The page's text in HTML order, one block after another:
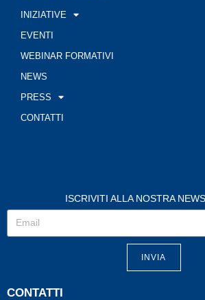
INIZIATIVE
EVENTI
WEBINAR FORMATIVI
NEWS
PRESS
CONTATTI
ISCRIVITI ALLA NOSTRA
INVIA
CONTATTI